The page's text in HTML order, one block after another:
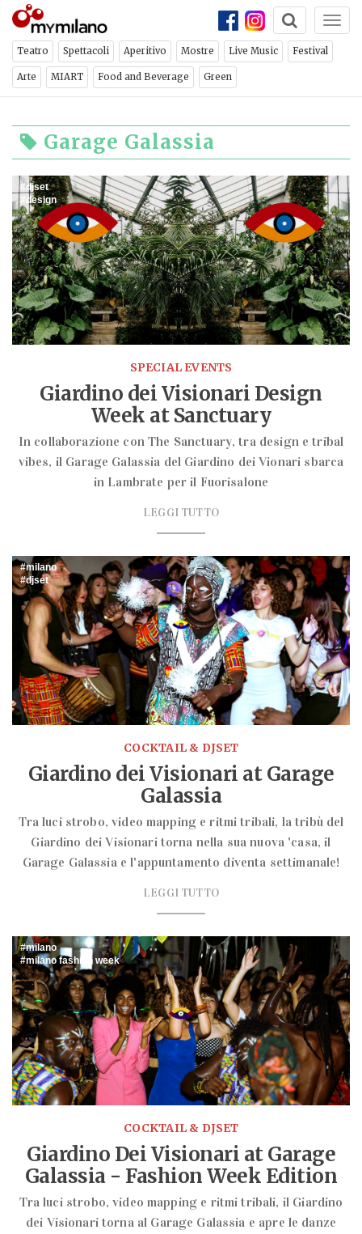
Teatro Spettacoli Aperitivo Mostre Live Music Festival
Arte MIART Food and Beverage Green
Garage Galassia
djset
design
SPECIAL EVENTS
Giardino dei Visionari Design
Week at Sanctuary
In collaborazione con The Sanctuary, tra design e tribal
vibes, il Garage Galassia del Giardino dei Vionari sbarca
in Lambrate per il Fuorisalone
LEGGI TUTTO
milano
djset
COCKTAIL & DJSET
Giardino dei Visionari at Garage
Galassia
Tra luci strobo, video mapping e ritmi tribali, la tribù del
Giardino dei Visionari torna nella sua nuova 'casa, il
Garage Galassia e l'appuntamento diventa settimanale!
LEGGI TUTTO
milano
milano fashion week
COCKTAIL & DJSET
Giardino Dei Visionari at Garage
Galassia - Fashion Week Edition
Tra luci strobo, video mapping e ritmi tribali, il Giardino
dei Visionari torna al Garage Galassia e apre le danze